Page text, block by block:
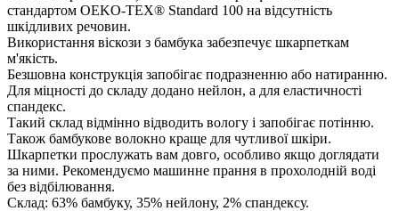
стандартом OEKO-TEX® Standard 100 на відсутність
шкідливих речовин.
Використання віскози з бамбука забезпечує шкарпеткам
м'якість.
Безшовна конструкція запобігає подразненню або натиранню.
Для міцності до складу додано нейлон, а для еластичності
спандекс.
Такий склад відмінно відводить вологу і запобігає потінню.
Також бамбукове волокно краще для чутливої шкіри.
Шкарпетки прослужать вам довго, особливо якщо доглядати
за ними. Рекомендуємо машинне прання в прохолодній воді
без відбілювання.
Склад: 63% бамбуку, 35% нейлону, 2% спандексу.